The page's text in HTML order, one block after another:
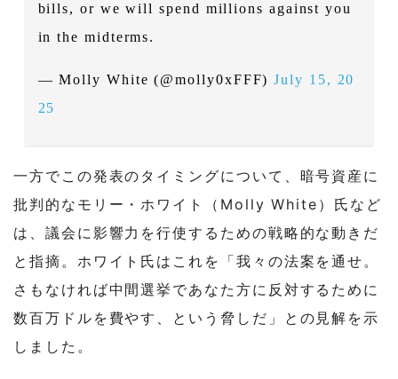
bills, or we will spend millions against you
in the midterms.
— Molly White (@molly0xFFF)July 15, 20
25
一方でこの発表のタイミングについて、暗号資産に
批判的なモリー・ホワイト（Molly White）氏など
は、議会に影響力を行使するための戦略的な動きだ
と指摘。ホワイト氏はこれを「我々の法案を通せ。
さもなければ中間選挙であなた方に反対するために
数百万ドルを費やす、という脅しだ」との見解を示
しました。